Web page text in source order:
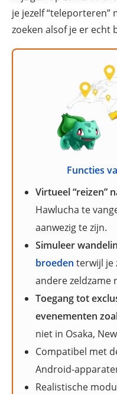
je jezelf “teleporteren”
zoeken alsof je er echt
Functies
Virtueel “reizen”
Hawlucha te
aanwezig te zijn.
Simuleer
broeden terwijl je
andere zeldzame
Toegang tot
evenementen
niet in Osaka,
Compatibel met
Android-
Realistische